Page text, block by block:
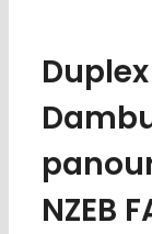
NZEB